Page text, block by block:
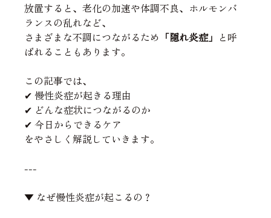
放置すると、老化の加速や体調不良、ホルモンバ
ランスの乱れなど、
さまざまな不調につながるため 「隠れ炎症」 と呼
ばれることもあります。
この記事では、
✔ 慢性炎症が起きる理由
✔ どんな症状につながるのか
✔ 今日からできるケア
をやさしく解説していきます。
---
▼ なぜ慢性炎症が起こるの？